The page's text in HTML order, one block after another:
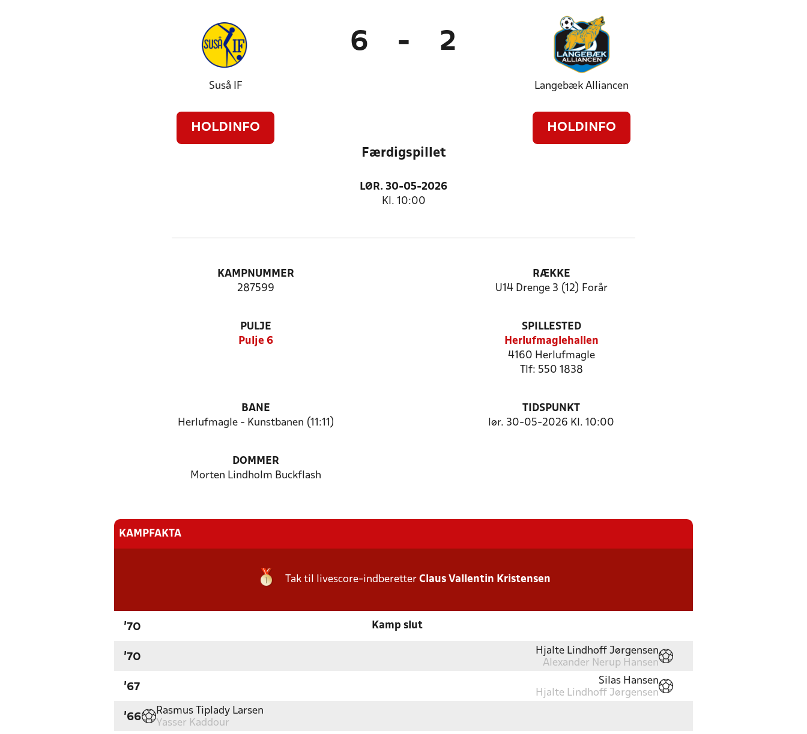
Suså IF
HOLDINFO
6 - 2
Langebæk Alliancen
HOLDINFO
Færdigspillet
LØR. 30-05-2026
Kl. 10:00
KAMPNUMMER
287599
RÆKKE
U14 Drenge 3 (12) Forår
PULJE
Pulje 6
SPILLESTED
Herlufmaglehallen
4160 Herlufmagle
Tlf: 550 1838
BANE
Herlufmagle - Kunstbanen (11:11)
TIDSPUNKT
lør. 30-05-2026 Kl. 10:00
DOMMER
Morten Lindholm Buckflash
KAMPFAKTA
Tak til livescore-indberetter Claus Vallentin Kristensen
'70 Kamp slut
'70
Hjalte Lindhoff Jørgensen
Alexander Nerup Hansen
'67
Silas Hansen
Hjalte Lindhoff Jørgensen
'66
Rasmus Tiplady Larsen
Yasser Kaddour